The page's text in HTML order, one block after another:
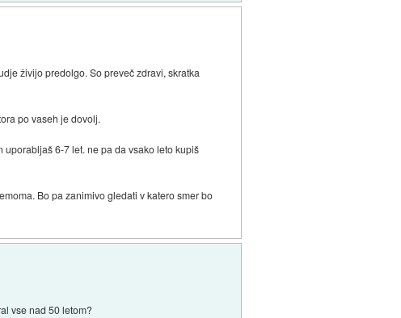
živijo predolgo. So preveč zdravi, skratka
po vaseh je dovolj.
6-7 let. ne pa da vsako leto kupiš
Bo pa zanimivo gledati v katero smer bo
vse nad 50 letom?